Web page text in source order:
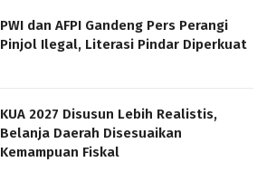
PWI dan AFPI Gandeng Pers Perangi
Pinjol Ilegal, Literasi Pindar Diperkuat
KUA 2027 Disusun Lebih Realistis,
Belanja Daerah Disesuaikan
Kemampuan Fiskal